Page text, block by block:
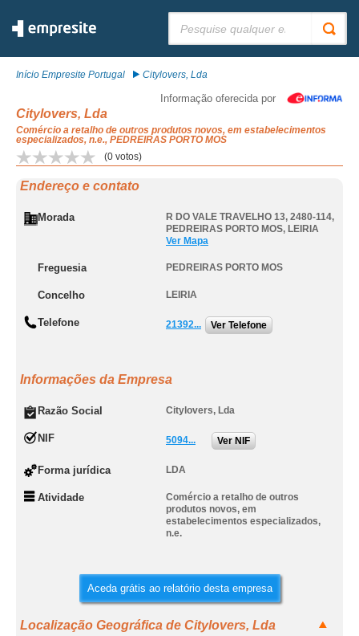
Início Empresite Portugal Citylovers, Lda
Informação oferecida por
Citylovers, Lda
Comércio a retalho de outros produtos novos, em estabelecimentos
especializados, n.e., PEDREIRAS PORTO MOS
(0 votos)
Endereço e contato
Morada R DO VALE TRAVELHO 13, 2480-114,
PEDREIRAS PORTO MOS, LEIRIA
Ver Mapa
Freguesia PEDREIRAS PORTO MOS
Concelho LEIRIA
Telefone 21392... Ver Telefone
Informações da Empresa
Razão Social Citylovers, Lda
NIF 5094... Ver NIF
Forma jurídica LDA
Atividade
Comércio a retalho de outros
produtos novos, em
estabelecimentos especializados,
n.e.
Aceda grátis ao relatório desta empresa
Localização Geográfica de Citylovers, Lda